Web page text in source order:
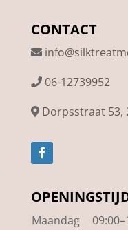
CONTACT
06-12739952
Dorpsstraat 53,
Maandag